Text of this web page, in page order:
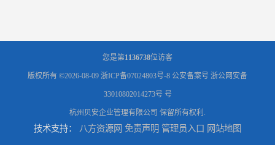
您是第1136738位访客
版权所有 ©2026-08-09 浙ICP备07024803号-8 公安备案号 浙公网安备
33010802014273号 号
杭州贝安企业管理有限公司 保留所有权利.
技术支持： 八方资源网 免责声明 管理员入口 网站地图